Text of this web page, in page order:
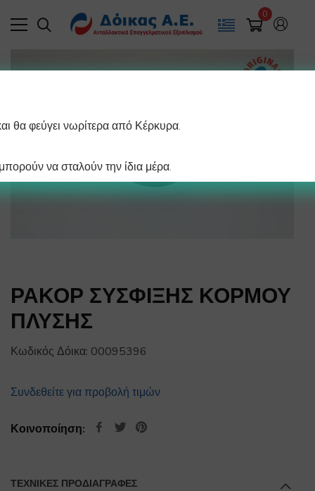
0
ΡΑΚΟΡ ΣΥΣΦΙΞΗΣ ΚΟΡΜΟΥ
ΠΛΥΣΗΣ
Κωδικός Δόικα: 00095396
Συνδεθείτε για προβολή τιμών
Κοινοποίηση:
ΤΕΧΝΙΚΕΣ ΠΡΟΔΙΑΓΡΑΦΕΣ
θα φεύγει νωρίτερα από Κέρκυρα.
να σταλούν την ίδια μέρα.